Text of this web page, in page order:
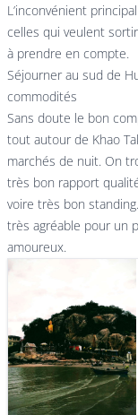
L’inconvénient
celles qui veulent
à prendre en compte.
Séjourner au sud de
commodités
Sans doute le bon
tout autour de Khao
marchés de nuit. On
très bon rapport
voire très bon
très agréable pour un
amoureux.